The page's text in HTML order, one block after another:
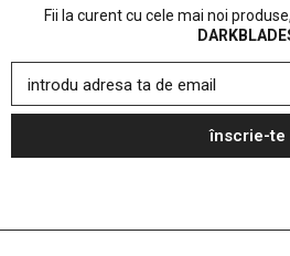
Fii la curent cu cele mai noi
introdu adresa ta de email
înscrie-te